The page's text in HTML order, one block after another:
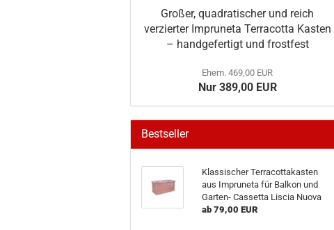
Großer, quadratischer und reich
verzierter Impruneta Terracotta Kasten
– handgefertigt und frostfest
Ehem. 469,00 EUR
Nur 389,00 EUR
Bestseller
Klassischer Terracottakasten
aus Impruneta für Balkon und
Garten- Cassetta Liscia Nuova
ab 79,00 EUR